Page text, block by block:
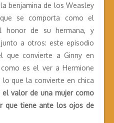
benjamina de los Weasley
se comporta como el
honor de su hermana, y
a otros: este episodio
que convierte a Ginny en
es el ver a Hermione
que la convierte en chica
el valor de una mujer como
que tiene ante los ojos de